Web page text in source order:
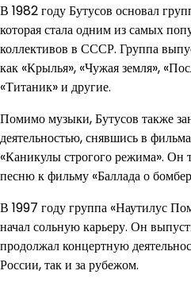
В 1982 году Бутусов основал
которая стала одним из самых
коллективов в СССР. Группа
как «Крылья», «Чужая земля»,
«Титаник» и другие.
Помимо музыки, Бутусов также
деятельностью, снявшись в
«Каникулы строгого режима». Он
песню к фильму «Баллада о
В 1997 году группа «Наутилус
начал сольную карьеру. Он
продолжал концертную
России, так и за рубежом.